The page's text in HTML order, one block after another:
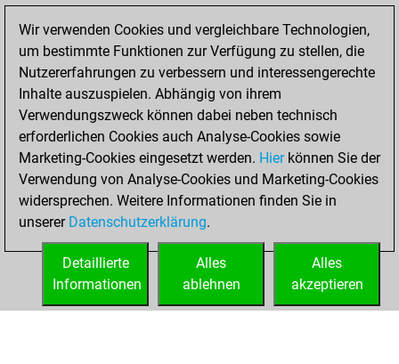
of 1678
Donnerstag, Juni
9, 2022
You won
against Fritz
Fritz
Sonntag, Mai 29,
2022
You created
your Fritz account
Wir verwenden Cookies und vergleichbare Technologien,
um bestimmte Funktionen zur Verfügung zu stellen, die
Nutzererfahrungen zu verbessern und interessengerechte
Inhalte auszuspielen. Abhängig von ihrem
Verwendungszweck können dabei neben technisch
erforderlichen Cookies auch Analyse-Cookies sowie
Marketing-Cookies eingesetzt werden. Hierkönnen Sie der
Verwendung von Analyse-Cookies und Marketing-Cookies
widersprechen. Weitere Informationen finden Sie in
unserer Datenschutzerklärung.
Alles
akzeptieren
Alles
ablehnen
Detaillierte
Informationen